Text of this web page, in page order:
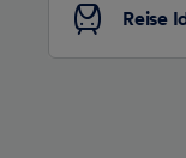
Reise
Entwicklung